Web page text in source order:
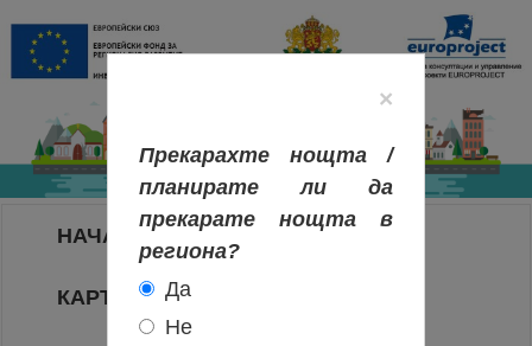
НАЧАЛО
КАРТА НА РЕГИОНИТЕ
×
Прекарахте нощта /
планирате ли да
прекарате нощта в
региона?
Да
Не